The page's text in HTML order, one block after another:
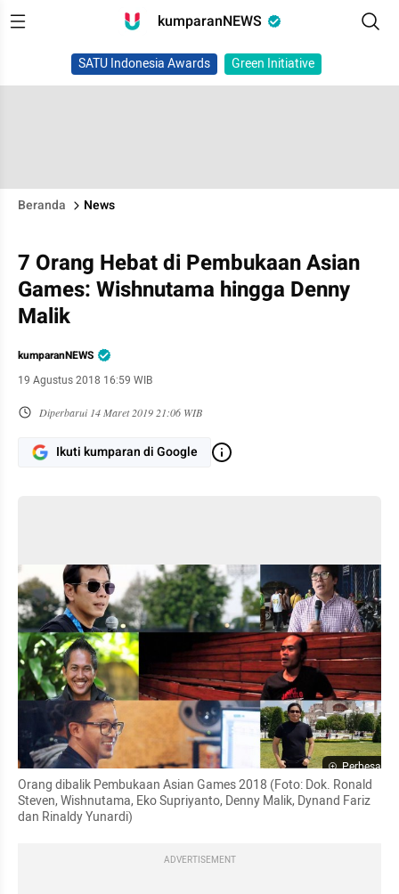
kumparanNEWS
SATU Indonesia Awards Green Initiative
Beranda News
7 Orang Hebat di Pembukaan Asian
Games: Wishnutama hingga Denny
Malik
kumparanNEWS
19 Agustus 2018 16:59 WIB
Diperbarui 14 Maret 2019 21:06 WIB
Ikuti kumparan di Google
Perbesar
Orang dibalik Pembukaan Asian Games 2018 (Foto: Dok. Ronald
Steven, Wishnutama, Eko Supriyanto, Denny Malik, Dynand Fariz
dan Rinaldy Yunardi)
ADVERTISEMENT